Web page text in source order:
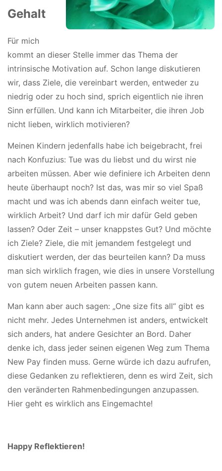
Gehalt
Für mich
kommt an dieser Stelle immer das Thema der
intrinsische Motivation auf. Schon lange diskutieren
wir, dass Ziele, die vereinbart werden, entweder zu
niedrig oder zu hoch sind, sprich eigentlich nie ihren
Sinn erfüllen. Und kann ich Mitarbeiter, die ihren Job
nicht lieben, wirklich motivieren?
Meinen Kindern jedenfalls habe ich beigebracht, frei
nach Konfuzius: Tue was du liebst und du wirst nie
arbeiten müssen. Aber wie definiere ich Arbeiten denn
heute überhaupt noch? Ist das, was mir so viel Spaß
macht und was ich abends dann einfach weiter tue,
wirklich Arbeit? Und darf ich mir dafür Geld geben
lassen? Oder Zeit – unser knappstes Gut? Und möchte
ich Ziele? Ziele, die mit jemandem festgelegt und
diskutiert werden, der das beurteilen kann? Da muss
man sich wirklich fragen, wie dies in unsere Vorstellung
von gutem neuen Arbeiten passen kann.
Man kann aber auch sagen: „One size fits all“ gibt es
nicht mehr. Jedes Unternehmen ist anders, entwickelt
sich anders, hat andere Gesichter an Bord. Daher
denke ich, dass jeder seinen eigenen Weg zum Thema
New Pay finden muss. Gerne würde ich dazu aufrufen,
diese Gedanken zu reflektieren, denn es wird Zeit, sich
den veränderten Rahmenbedingungen anzupassen.
Hier geht es wirklich ans Eingemachte!
Happy Reflektieren!